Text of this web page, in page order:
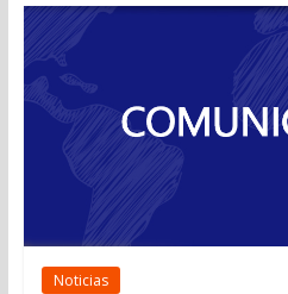
Noticias